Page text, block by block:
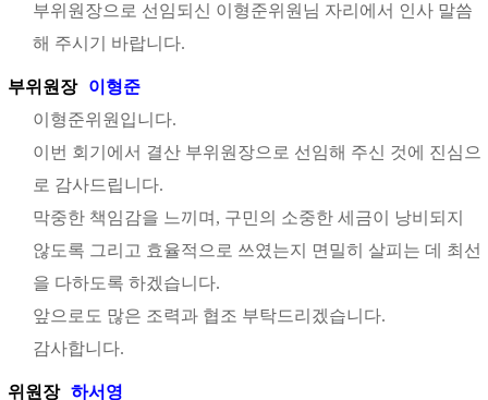
부위원장으로 선임되신 이형준위원님 자리에서 인사 말씀
해 주시기 바랍니다.
부위원장
이형준
이형준위원입니다.
이번 회기에서 결산 부위원장으로 선임해 주신 것에 진심으
로 감사드립니다.
막중한 책임감을 느끼며, 구민의 소중한 세금이 낭비되지
않도록 그리고 효율적으로 쓰였는지 면밀히 살피는 데 최선
을 다하도록 하겠습니다.
앞으로도 많은 조력과 협조 부탁드리겠습니다.
감사합니다.
위원장 하서영